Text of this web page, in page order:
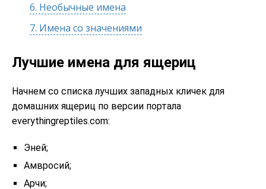
6. Необычные имена
7. Имена со значениями
Лучшие имена для ящериц
Начнем со списка лучших западных кличек для
домашних ящериц по версии портала
everythingreptiles.com:
Эней;
Амвросий;
Арчи;